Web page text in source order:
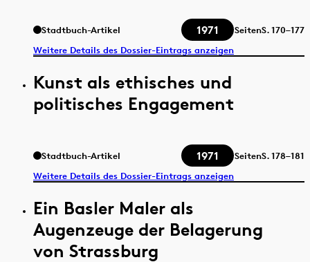
Stadtbuch-Artikel 1971 SeitenS.170–177
Weitere Details des Dossier-Eintrags anzeigen
Kunst als ethisches und
politisches Engagement
Stadtbuch-Artikel 1971 SeitenS.178–181
Weitere Details des Dossier-Eintrags anzeigen
Ein Basler Maler als
Augenzeuge der Belagerung
von Strassburg